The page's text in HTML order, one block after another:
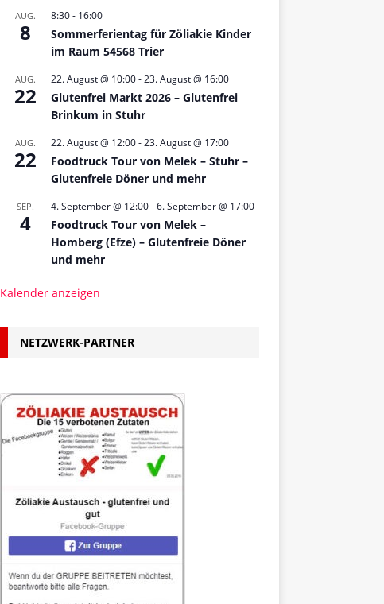
AUG.
8
8:30- 16:00
Sommerferientag für Zöliakie Kinder
im Raum 54568 Trier
AUG.
22
22. August @ 10:00-23. August @ 16:00
Glutenfrei Markt 2026 – Glutenfrei
Brinkum in Stuhr
AUG.
22
22. August @ 12:00-23. August @ 17:00
Foodtruck Tour von Melek – Stuhr –
Glutenfreie Döner und mehr
SEP.
4
4. September @ 12:00-6. September @ 17:00
Foodtruck Tour von Melek –
Homberg (Efze) – Glutenfreie Döner
und mehr
Kalender anzeigen
NETZWERK-PARTNER